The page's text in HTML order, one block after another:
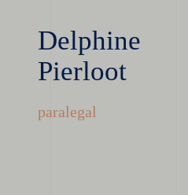
Delphine
Pierloot
paralegal